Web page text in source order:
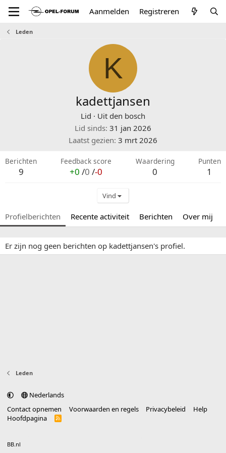
Aanmelden Registreren
Leden
K
kadettjansen
Lid · Uit den bosch
Lid sinds 31 jan 2026
Laatst gezien 3 mrt 2026
Berichten
9
Feedback score
+0 /0 /-0
Waardering
0
Punten
1
Vind
Profielberichten Recente activiteit Berichten Over mij
Er zijn nog geen berichten op kadettjansen's profiel.
Leden
Nederlands
Contact opnemen
Voorwaarden en regels Privacybeleid
Help
Hoofdpagina
R
BB.nl